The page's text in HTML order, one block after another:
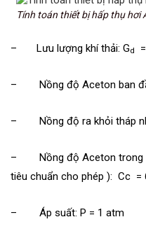
Tính toán thiết bị hấp thụ
– Lưu lượng khí thải: Gd
– Nồng độ Aceton ban
– Nồng độ ra khỏi tháp
– Nồng độ Aceton trong
tiêu chuẩn cho phép ): Cc =
– Áp suất: P = 1 atm